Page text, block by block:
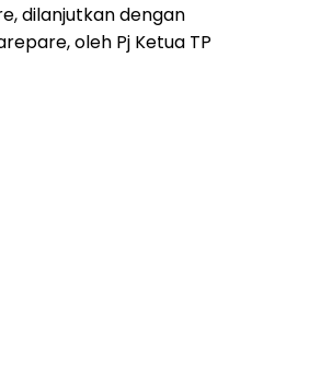
dilanjutkan dengan
oleh Pj Ketua TP